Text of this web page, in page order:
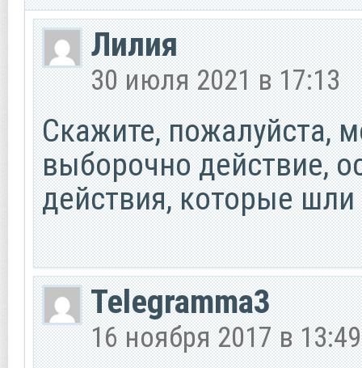
Лилия
30 июля 2021 в 17:13
Скажите, пожалуйста,
выборочно действие,
действия, которые шли
Telegramma3
16 ноября 2017 в 13:49